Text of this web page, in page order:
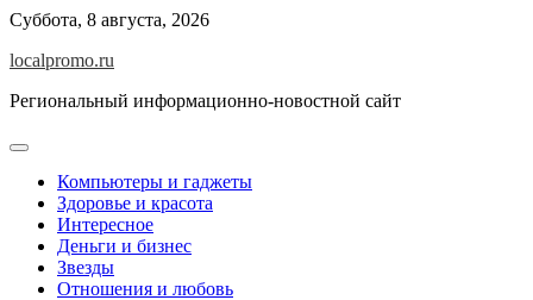
Перейти
содержимому
Суббота, 8 августа, 2026
localpromo.ru
Региональный информационно-новостной сайт
Компьютеры и гаджеты
Здоровье и красота
Интересное
Деньги и бизнес
Звезды
Отношения и любовь